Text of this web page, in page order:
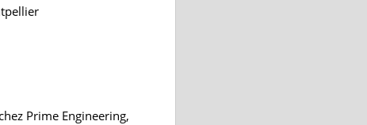
Prime Engineering,